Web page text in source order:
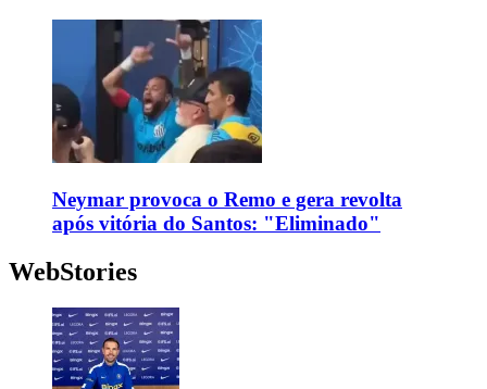
Neymar provoca o Remo e gera revolta
após vitória do Santos: "Eliminado"
WebStories